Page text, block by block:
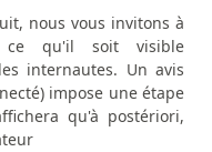
nous vous invitons à
ce qu'il soit visible
internautes. Un avis
impose une étape
qu'à postériori,